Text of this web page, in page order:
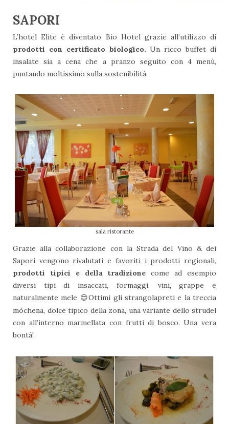
SAPORI
L’hotel Elite è diventato Bio Hotel grazie all’utilizzo di
prodotti con certificato biologico. Un ricco buffet di
insalate sia a cena che a pranzo seguito con 4 menù,
puntando moltissimo sulla sostenibilità.
sala ristorante
Grazie alla collaborazione con la Strada del Vino & dei
Sapori vengono rivalutati e favoriti i prodotti regionali,
prodotti tipici e della tradizione come ad esempio
diversi tipi di insaccati, formaggi, vini, grappe e
naturalmente mele 😊Ottimi gli strangolapreti e la treccia
mòchena, dolce tipico della zona, una variante dello strudel
con all’interno marmellata con frutti di bosco. Una vera
bontà!